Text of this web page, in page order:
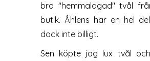
bra "hemmalagad" tvål
butik. Åhlens har en hel
dock inte billigt.
Sen köpte jag lux tvål